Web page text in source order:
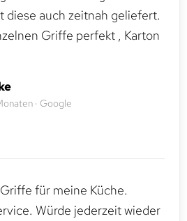
diese auch zeitnah geliefert.
Griffe perfekt , Karton
· Google
für meine Küche.
Würde jederzeit wieder